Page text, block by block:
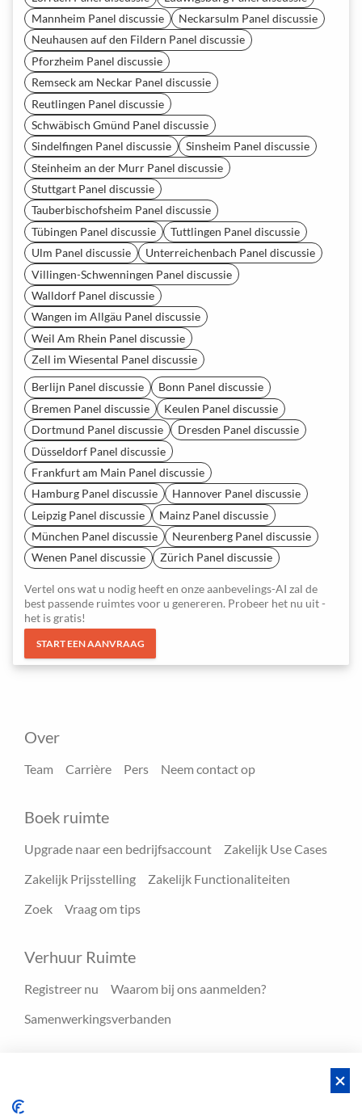
Mannheim Panel discussie
Neckarsulm Panel discussie
Neuhausen auf den Fildern Panel discussie
Pforzheim Panel discussie
Remseck am Neckar Panel discussie
Reutlingen Panel discussie
Schwäbisch Gmünd Panel discussie
Sindelfingen Panel discussie
Sinsheim Panel discussie
Steinheim an der Murr Panel discussie
Stuttgart Panel discussie
Tauberbischofsheim Panel discussie
Tübingen Panel discussie
Tuttlingen Panel discussie
Ulm Panel discussie
Unterreichenbach Panel discussie
Villingen-Schwenningen Panel discussie
Walldorf Panel discussie
Wangen im Allgäu Panel discussie
Weil Am Rhein Panel discussie
Zell im Wiesental Panel discussie
Berlijn Panel discussie
Bonn Panel discussie
Bremen Panel discussie
Keulen Panel discussie
Dortmund Panel discussie
Dresden Panel discussie
Düsseldorf Panel discussie
Frankfurt am Main Panel discussie
Hamburg Panel discussie
Hannover Panel discussie
Leipzig Panel discussie
Mainz Panel discussie
München Panel discussie
Neurenberg Panel discussie
Wenen Panel discussie
Zürich Panel discussie
Vertel ons wat u nodig heeft en onze aanbevelings-AI zal de
best passende ruimtes voor u genereren. Probeer het nu uit -
het is gratis!
START EEN AANVRAAG
Over
Team Carrière Pers Neem contact op
Boek ruimte
Upgrade naar een bedrijfsaccount
Zakelijk Use Cases
Zakelijk Prijsstelling
Zakelijk Functionaliteiten
Zoek
Vraag om tips
Verhuur Ruimte
Registreer nu
Waarom bij ons aanmelden?
Samenwerkingsverbanden